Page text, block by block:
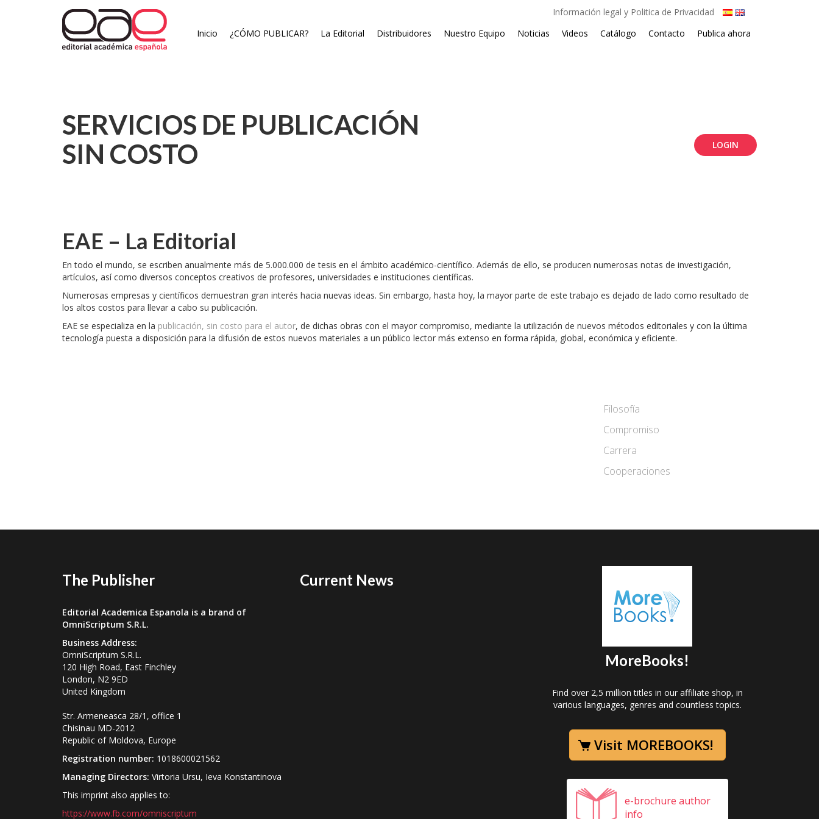
Información legal y Politica de Privacidad
Inicio
¿CÓMO PUBLICAR? La Editorial Distribuidores Nuestro Equipo Noticias Videos Catálogo Contacto Publica ahora
SERVICIOS DE PUBLICACIÓN
SIN COSTO
LOGIN
EAE – La Editorial
En todo el mundo, se escriben anualmente más de 5.000.000 de tesis en el ámbito académico-científico. Además de ello, se producen numerosas notas de investigación,
artículos, así como diversos conceptos creativos de profesores, universidades e instituciones científicas.
Numerosas empresas y científicos demuestran gran interés hacia nuevas ideas. Sin embargo, hasta hoy, la mayor parte de este trabajo es dejado de lado como resultado de
los altos costos para llevar a cabo su publicación.
EAE se especializa en la publicación, sin costo para el autor, de dichas obras con el mayor compromiso, mediante la utilización de nuevos métodos editoriales y con la última
tecnología puesta a disposición para la difusión de estos nuevos materiales a un público lector más extenso en forma rápida, global, económica y eficiente.
Filosofía
Compromiso
Carrera
Cooperaciones
The Publisher
Editorial Academica Espanola is a brand of
OmniScriptum S.R.L.
Business Address:
OmniScriptum S.R.L.
120 High Road, East Finchley
London, N2 9ED
United Kingdom
Str. Armeneasca 28/1, office 1
Chisinau MD-2012
Republic of Moldova, Europe
Registration number: 1018600021562
Managing Directors: Virtoria Ursu, Ieva Konstantinova
This imprint also applies to:
https://www.fb.com/omniscriptum
Current News
MoreBooks!
Find over 2,5 million titles in our affiliate shop, in
various languages, genres and countless topics.
Visit MOREBOOKS!
e-brochure author
info